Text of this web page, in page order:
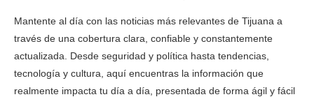
Mantente al día con las noticias más relevantes de Tijuana a
través de una cobertura clara, confiable y constantemente
actualizada. Desde seguridad y política hasta tendencias,
tecnología y cultura, aquí encuentras la información que
realmente impacta tu día a día, presentada de forma ágil y fácil